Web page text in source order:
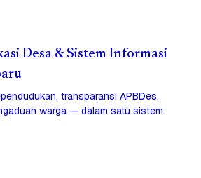
Desa & Sistem Informasi
transparansi APBDes,
warga — dalam satu sistem